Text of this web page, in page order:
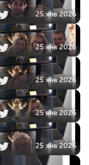
25 янв 2026
25 янв 2026
25 янв 2026
25 янв 2026
25 янв 2026